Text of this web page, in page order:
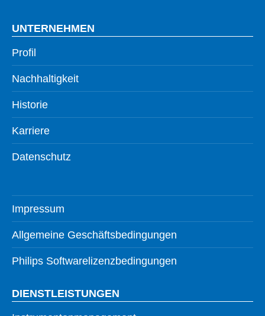
UNTERNEHMEN
Profil
Nachhaltigkeit
Historie
Karriere
Datenschutz
Impressum
Allgemeine Geschäftsbedingungen
Philips Softwarelizenzbedingungen
DIENSTLEISTUNGEN